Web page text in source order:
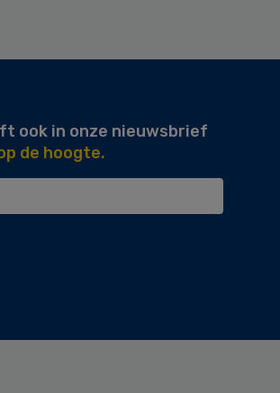
ook in onze nieuwsbrief
de hoogte.